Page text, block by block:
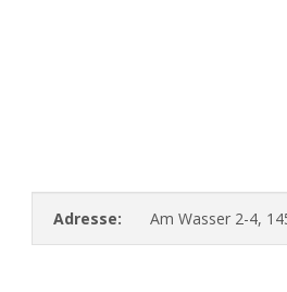
Adresse: Am Wasser 2-4,